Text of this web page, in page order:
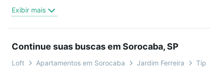
oferta ideal de Apartamentos com 2 banheiros à
venda em Jardim Ferreira, Sorocaba, SP para
ou por videochamada, é grátis, sem compromisso e
você ainda conta com mais de 46 mil corretores e
Exibir mais
Continue suas buscas em Sorocaba, SP
Loft Apartamentos em Sorocaba Jardim Ferreira Tipo